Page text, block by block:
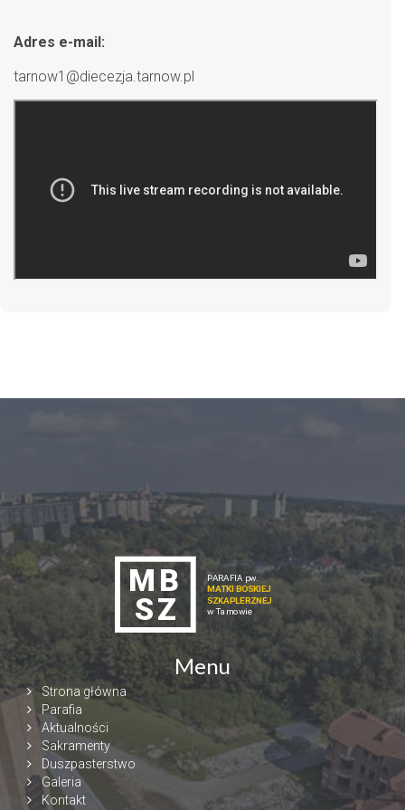
Adres e-mail:
tarnow1@diecezja.tarnow.pl
Menu
Strona główna
Parafia
Aktualności
Sakramenty
Duszpasterstwo
Galeria
Kontakt